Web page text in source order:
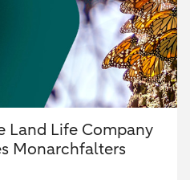
Land Life Company
Monarchfalters